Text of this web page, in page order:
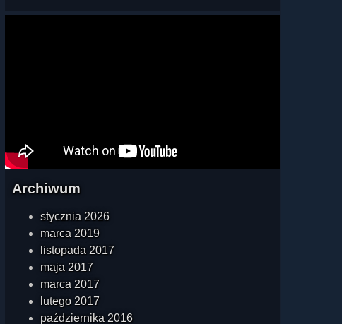
Archiwum
stycznia 2026
marca 2019
listopada 2017
maja 2017
marca 2017
lutego 2017
października 2016